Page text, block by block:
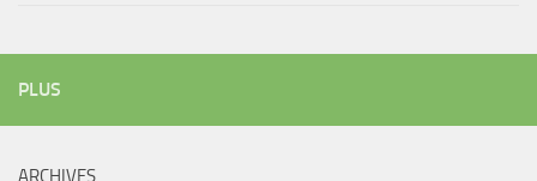
PLUS
ARCHIVES